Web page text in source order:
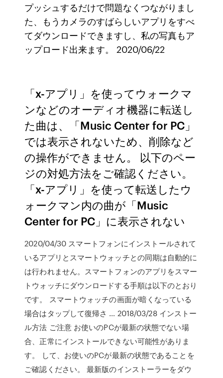
プッシュするだけで問題なくつながりまし
た、もうカメラのすばらしいアプリをすべ
てダウンロードできますし、私の写真もア
ップロード出来ます。 2020/06/22
「x-アプリ」を使ってウォークマ
ンなどのオーディオ機器に転送し
た曲は、「Music Center for PC」
では表示されないため、削除など
の操作ができません。 以下のペー
ジの対処方法をご確認ください。
「x-アプリ」を使って転送したウ
ォークマン内の曲が「Music
Center for PC」に表示されない
2020/04/30 スマートフォンにインストールされて
いるアプリとスマートウォッチとの同期は自動的に
は行われません。スマートフォンのアプリをスマー
トウォッチにダウンロードする手順は以下のとおり
です。 スマートウォッチの画面が暗くなっている
場合はタップして復帰さ … 2018/03/28 インストー
ル方法 ご注意 お使いのPCが最新の状態でない場
合、正常にインストールできない可能性がありま
す。 して、お使いのPCが最新の状態であることを
ご確認ください。 最新版のインストーラーをダウ